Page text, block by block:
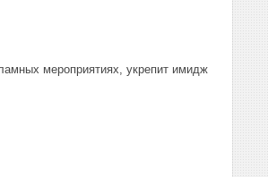
мероприятиях, укрепит имидж